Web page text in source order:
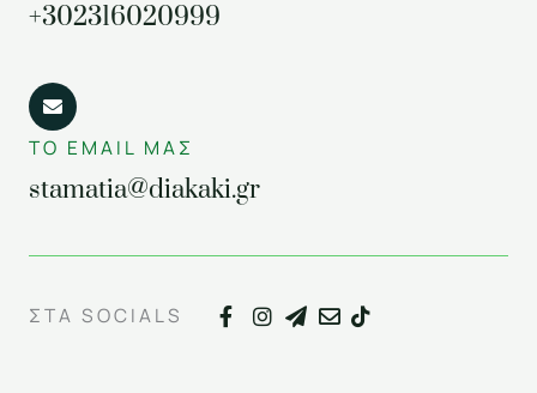
+302316020999
ΤΟ EMAIL ΜΑΣ
stamatia@diakaki.gr
ΣΤΑ SOCIALS